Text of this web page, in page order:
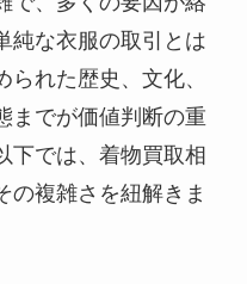
純な衣服の取引とは
れた歴史、文化、
までが価値判断の重
下では、着物買取相
の複雑さを紐解きま